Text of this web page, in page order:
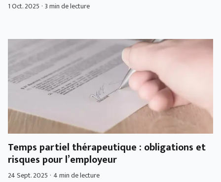
1 Oct. 2025 · 3 min de lecture
Temps partiel thérapeutique : obligations et
risques pour l’employeur
24 Sept. 2025 · 4 min de lecture